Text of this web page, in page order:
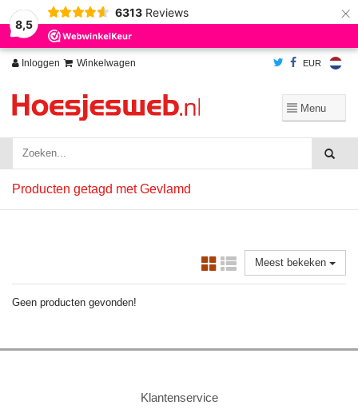
8,5
6313 Reviews ×
Inloggen Winkelwagen EUR
Producten getagd met Gevlamd
Meest bekeken
Geen producten gevonden!
Klantenservice
Wij slaan cookies op om onze website te verbeteren. Is dat akkoord?
Ja
Nee